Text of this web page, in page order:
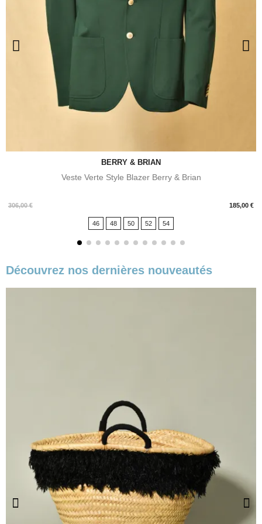
BERRY & BRIAN
Veste Verte Style Blazer Berry & Brian
306,00 € 185,00 €
Prix
46 48 50 52 54
Découvrez nos dernières nouveautés